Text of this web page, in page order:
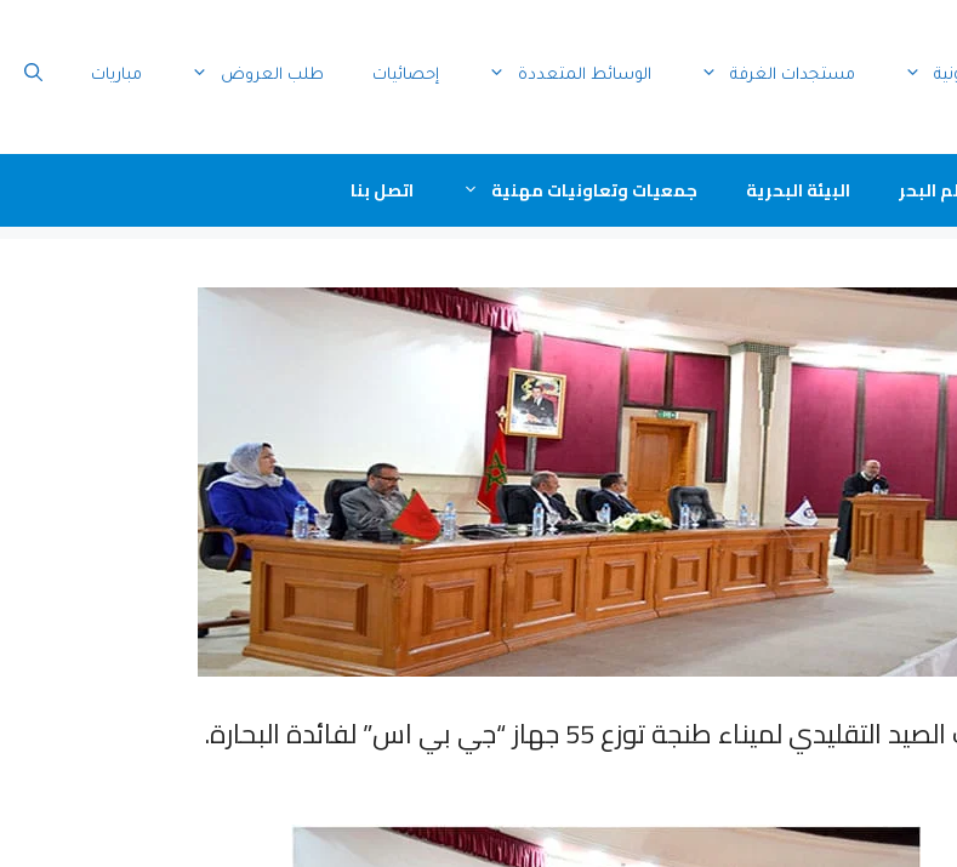
مستجدات الغرفة الوسائط المتعددة إحصائيات طلب العروض مباريات
البحر البيئة البحرية جمعيات وتعاونيات مهنية اتصل بنا
لميناء طنجة توزع 55 جهاز “جي بي اس” لفائدة البحارة.